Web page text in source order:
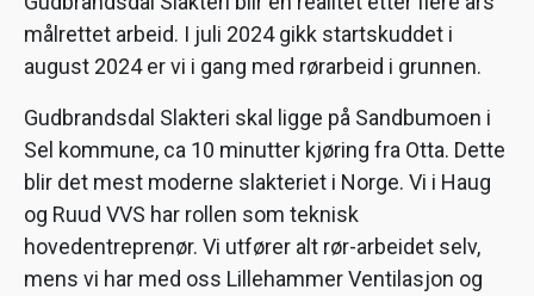
målrettet arbeid. I juli 2024 gikk startskuddet i
august 2024 er vi i gang med rørarbeid i grunnen.
Gudbrandsdal Slakteri skal ligge på Sandbumoen i
Sel kommune, ca 10 minutter kjøring fra Otta. Dette
blir det mest moderne slakteriet i Norge. Vi i Haug
og Ruud VVS har rollen som teknisk
hovedentreprenør. Vi utfører alt rør-arbeidet selv,
mens vi har med oss Lillehammer Ventilasjon og